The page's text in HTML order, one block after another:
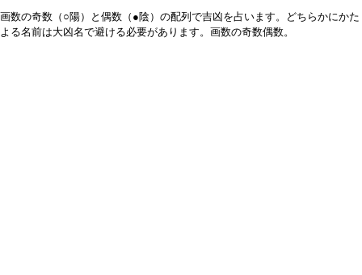
画数の奇数（○陽）と偶数（●陰）の配列で吉凶を占います。どちらかにかた
よる名前は大凶名で避ける必要があります。画数の奇数偶数。